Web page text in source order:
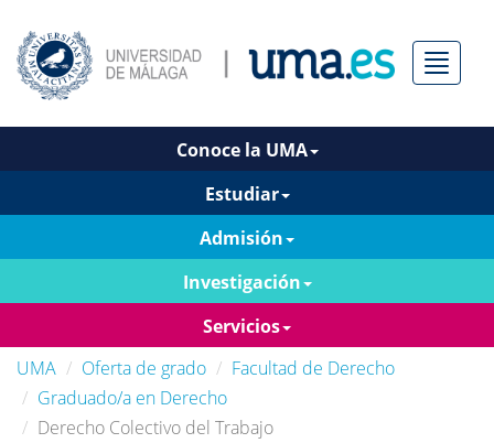
Menú
Conoce la UMA
Estudiar
Admisión
Investigación
Servicios
UMA
Oferta de grado
Facultad de Derecho
Graduado/a en Derecho
Derecho Colectivo del Trabajo